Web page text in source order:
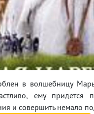
в волшебницу
ему придется
и совершить немало